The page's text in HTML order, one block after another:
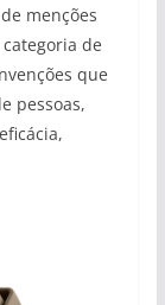
menções
de
que
pessoas,